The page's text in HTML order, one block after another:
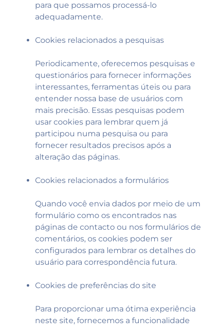
para que possamos processá-lo
adequadamente.
Cookies relacionados a pesquisas
Periodicamente, oferecemos pesquisas e
questionários para fornecer informações
interessantes, ferramentas úteis ou para
entender nossa base de usuários com
mais precisão. Essas pesquisas podem
usar cookies para lembrar quem já
participou numa pesquisa ou para
fornecer resultados precisos após a
alteração das páginas.
Cookies relacionados a formulários
Quando você envia dados por meio de um
formulário como os encontrados nas
páginas de contacto ou nos formulários de
comentários, os cookies podem ser
configurados para lembrar os detalhes do
usuário para correspondência futura.
Cookies de preferências do site
Para proporcionar uma ótima experiência
neste site, fornecemos a funcionalidade